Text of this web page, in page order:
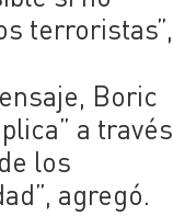
terroristas”,
Boric
a través
los
agregó.